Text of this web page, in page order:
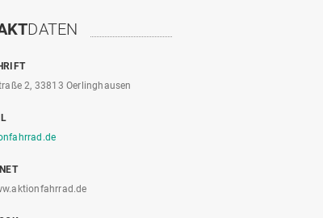
DATEN
2, 33813 Oerlinghausen